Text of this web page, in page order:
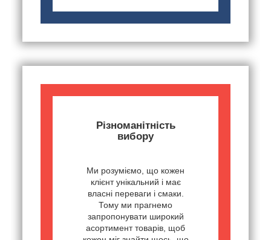
Різноманітність
вибору
Ми розуміємо, що кожен
клієнт унікальний і має
власні переваги і смаки.
Тому ми прагнемо
запропонувати широкий
асортимент товарів, щоб